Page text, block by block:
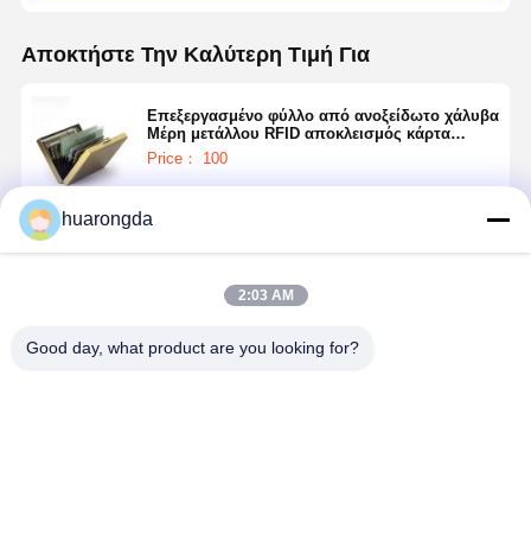
Αποκτήστε Την Καλύτερη Τιμή Για
Επεξεργασμένο φύλλο από ανοξείδωτο χάλυβα
Μέρη μετάλλου RFID αποκλεισμός κάρτα
επίσκεψης Cast
Price： 100
huarongda
2:03 AM
Good day, what product are you looking for?